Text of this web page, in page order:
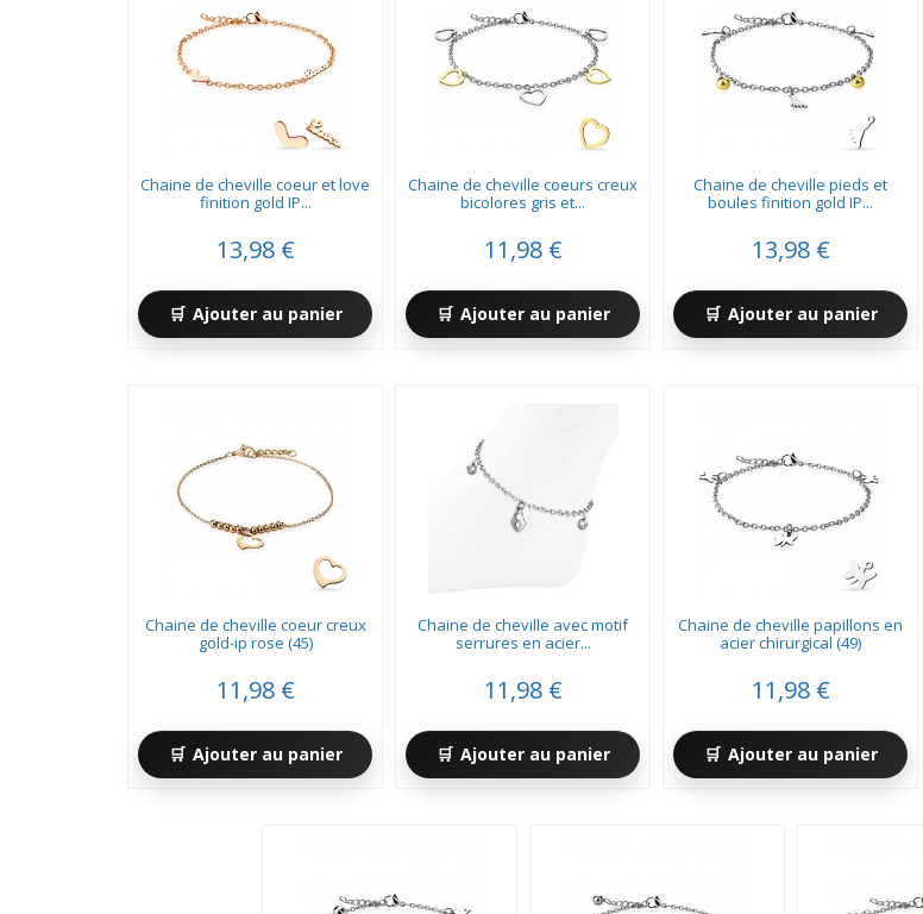
Chaine de cheville coeur et love
finition gold IP...
13,98 €
Ajouter au panier
Chaine de cheville coeurs creux
bicolores gris et...
11,98 €
Ajouter au panier
Chaine de cheville pieds et
boules finition gold IP...
13,98 €
Ajouter au panier
Chaine de cheville coeur creux
gold-ip rose (45)
11,98 €
Ajouter au panier
Chaine de cheville avec motif
serrures en acier...
11,98 €
Ajouter au panier
Chaine de cheville papillons en
acier chirurgical (49)
11,98 €
Ajouter au panier